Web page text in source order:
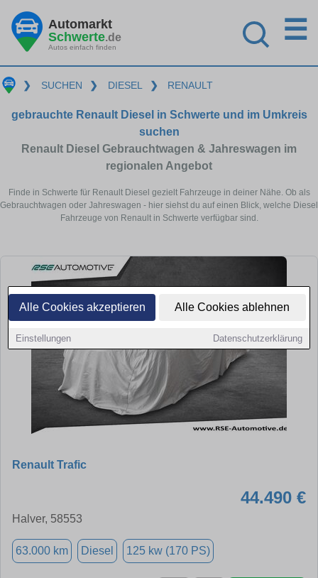
Alle Cookies akzeptieren Alle Cookies ablehnen
Einstellungen Datenschutzerklärung
Automarkt
Schwerte.de
Autos einfach finden
☰
❯ SUCHEN ❯ DIESEL ❯ RENAULT
gebrauchte Renault Diesel in Schwerte und im Umkreis
suchen
Renault Diesel Gebrauchtwagen & Jahreswagen im
regionalen Angebot
Finde in Schwerte für Renault Diesel gezielt Fahrzeuge in deiner Nähe. Ob als
Gebrauchtwagen oder Jahreswagen - hier siehst du auf einen Blick, welche Diesel
Fahrzeuge von Renault in Schwerte verfügbar sind.
Renault Trafic
44.490 €
Halver, 58553
63.000 km Diesel 125 kw (170 PS)